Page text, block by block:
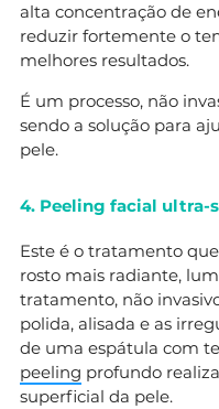
alta concentração de
reduzir fortemente o
melhores resultados.
É um processo, não
sendo a solução para
pele.
4. Peeling facial ultra-
Este é o tratamento
rosto mais radiante,
tratamento, não
polida, alisada e as
de uma espátula com
peeling profundo
superficial da pele.